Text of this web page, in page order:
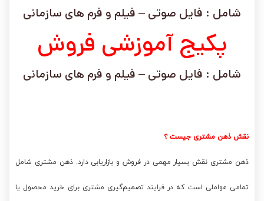
شامل : فایل صوتی – فیلم و فرم های سازمانی
پکیج آموزشی فروش
شامل : فایل صوتی – فیلم و فرم های سازمانی
نقش ذهن مشتری جیست ؟
ذهن مشتری نقش بسیار مهمی در فروش و بازاریابی دارد. ذهن مشتری شامل
تمامی عواملی است که در فرایند تصمیم‌گیری مشتری برای خرید محصول یا